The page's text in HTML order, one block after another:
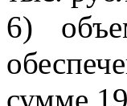
6)